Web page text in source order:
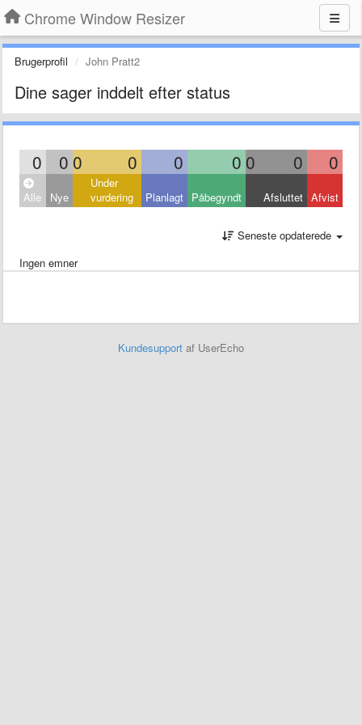
Chrome Window Resizer
Brugerprofil John Pratt2
Dine sager inddelt efter status
0 0 0 0 0 0 0 0 0
Alle Nye
Under
vurdering
Planlagt Påbegyndt Afsluttet Afvist
Seneste opdaterede
Ingen emner
Kundesupport af UserEcho